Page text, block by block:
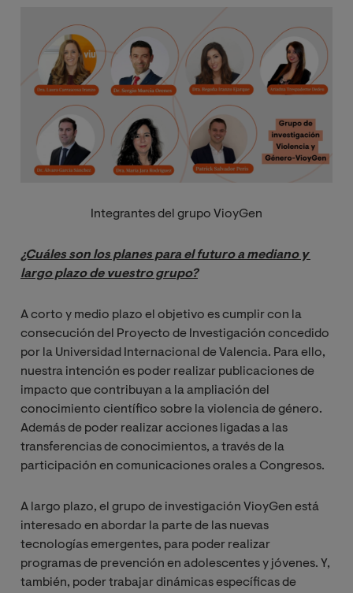
Integrantes del grupo VioyGen
¿Cuáles son los planes para el futuro a mediano y
largo plazo de vuestro grupo?
A corto y medio plazo el objetivo es cumplir con la
consecución del Proyecto de Investigación concedido
por la Universidad Internacional de Valencia. Para ello,
nuestra intención es poder realizar publicaciones de
impacto que contribuyan a la ampliación del
conocimiento científico sobre la violencia de género.
Además de poder realizar acciones ligadas a las
transferencias de conocimientos, a través de la
participación en comunicaciones orales a Congresos.
A largo plazo, el grupo de investigación VioyGen está
interesado en abordar la parte de las nuevas
tecnologías emergentes, para poder realizar
programas de prevención en adolescentes y jóvenes. Y,
también, poder trabajar dinámicas específicas de